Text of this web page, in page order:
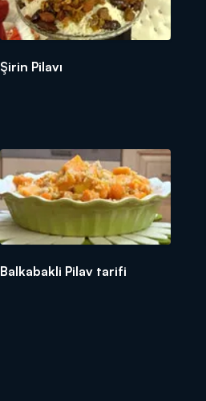
Şirin Pilavı
Balkabakli Pilav tarifi